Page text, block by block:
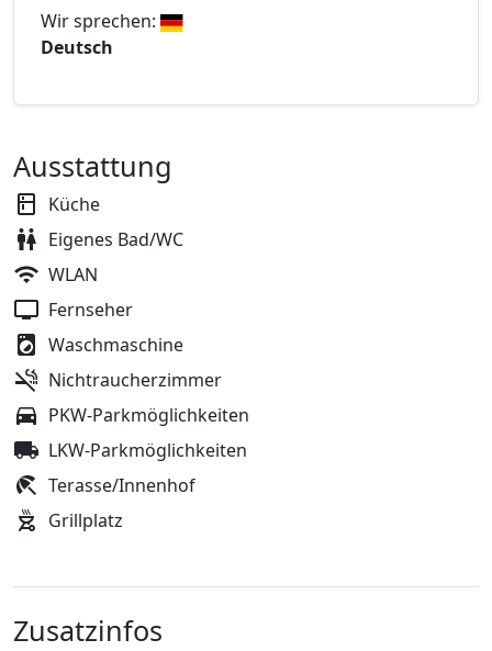
Wir sprechen:
Deutsch
Ausstattung
Küche
Eigenes Bad/WC
WLAN
Fernseher
Waschmaschine
Nichtraucherzimmer
PKW-Parkmöglichkeiten
LKW-Parkmöglichkeiten
Terasse/Innenhof
Grillplatz
Zusatzinfos